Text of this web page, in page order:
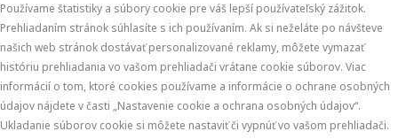
Používame štatistiky a súbory cookie pre váš lepší používateľský zážitok.
Prehliadaním stránok súhlasíte s ich používaním. Ak si neželáte po návšteve
našich web stránok dostávať personalizované reklamy, môžete vymazať
históriu prehliadania vo vašom prehliadači vrátane cookie súborov. Viac
informácií o tom, ktoré cookies používame a informácie o ochrane osobných
údajov nájdete v časti „Nastavenie cookie a ochrana osobných údajov“.
Ukladanie súborov cookie si môžete nastaviť či vypnúť vo vašom prehliadači.